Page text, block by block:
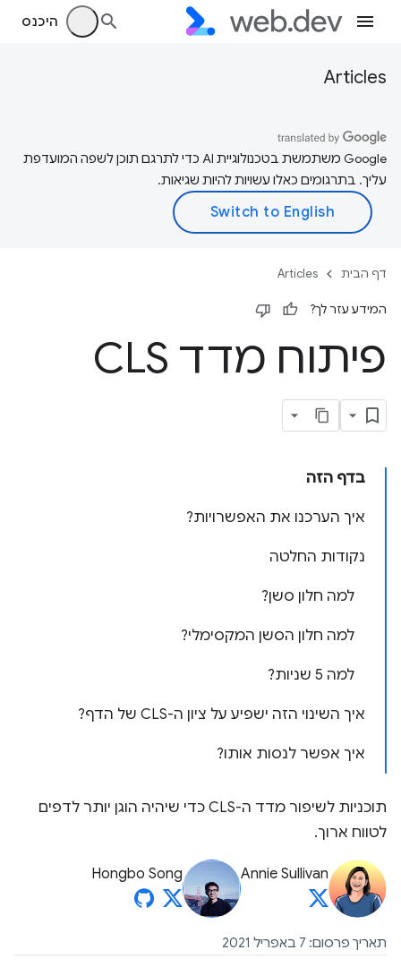
היכנס
Articles
‫Google משתמשת בטכנולוגיית AI כדי לתרגם תוכן לשפה המועדפת
עליך. בתרגומים כאלו עשויות להיות שגיאות.
דף הבית Articles
המידע עזר לך?
פיתוח מדד CLS
בדף הזה
איך הערכנו את האפשרויות?
נקודות החלטה
למה חלון סשן?
למה חלון הסשן המקסימלי?
למה 5 שניות?
איך השינוי הזה ישפיע על ציון ה-CLS של הדף?
איך אפשר לנסות אותו?
תוכניות לשיפור מדד ה-CLS כדי שיהיה הוגן יותר לדפים
לטווח ארוך.
Annie Sullivan
Hongbo Song
תאריך פרסום: 7 באפריל 2021